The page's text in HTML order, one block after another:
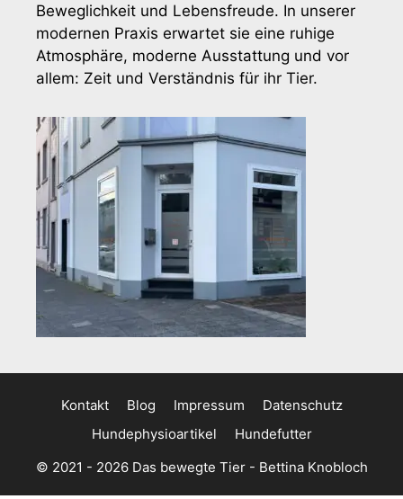
Beweglichkeit und Lebensfreude. In unserer
modernen Praxis erwartet sie eine ruhige
Atmosphäre, moderne Ausstattung und vor
allem: Zeit und Verständnis für ihr Tier.
Kontakt Blog Impressum
Datenschutz
Hundephysioartikel
Hundefutter
© 2021 - 2026 Das bewegte Tier - Bettina Knobloch